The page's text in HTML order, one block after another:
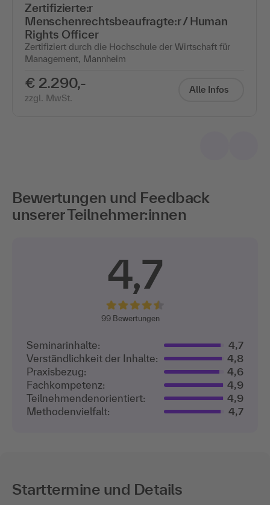
Zertifizierte:r
Menschenrechtsbeaufragte:r / Human
Rights Officer
Zertifiziert durch die Hochschule der Wirtschaft für
Management, Mannheim
€ 2.290,-
zzgl. MwSt.
Alle Infos
Bewertungen und Feedback
unserer Teilnehmer:innen
4,7
99Bewertungen
Seminarinhalte:
4,7
Verständlichkeit der Inhalte:
4,8
Praxisbezug:
4,6
Fachkompetenz:
4,9
Teilnehmenden­orientiert:
4,9
Methodenvielfalt:
4,7
Starttermine und Details